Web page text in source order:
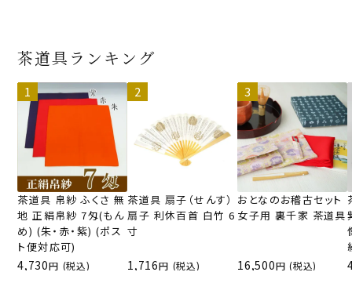
茶道具ランキング
茶道具 帛紗 ふくさ 無
地 正絹帛紗 7匁(もん
め) (朱・赤・紫) (ポス
ト便対応可)
4,730 (税込)
茶道具 扇子（せんす）
扇子 利休百首 白竹 6
寸
1,716 (税込)
おとなのお稽古セット
女子用 裏千家 茶道具
16,500 (税込)